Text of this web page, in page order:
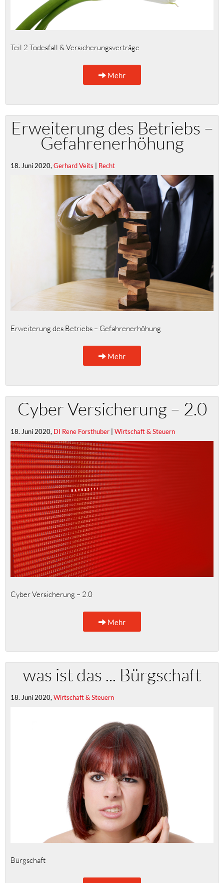
Teil 2 Todesfall & Versicherungsverträge
Mehr
Erweiterung des Betriebs –
Gefahrenerhöhung
18. Juni 2020, Gerhard Veits | Recht
Erweiterung des Betriebs – Gefahrenerhöhung
Mehr
Cyber Versicherung – 2.0
18. Juni 2020, DI Rene Forsthuber | Wirtschaft & Steuern
Cyber Versicherung – 2.0
Mehr
was ist das ... Bürgschaft
18. Juni 2020, Wirtschaft & Steuern
Bürgschaft